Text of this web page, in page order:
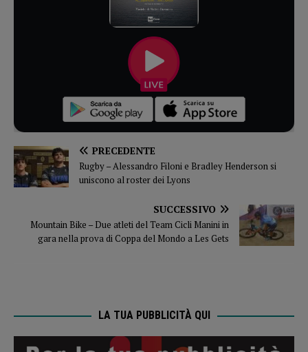
PRECEDENTE
Rugby – Alessandro Filoni e Bradley Henderson si
uniscono al roster dei Lyons
SUCCESSIVO
Mountain Bike – Due atleti del Team Cicli Manini in
gara nella prova di Coppa del Mondo a Les Gets
LA TUA PUBBLICITÀ QUI